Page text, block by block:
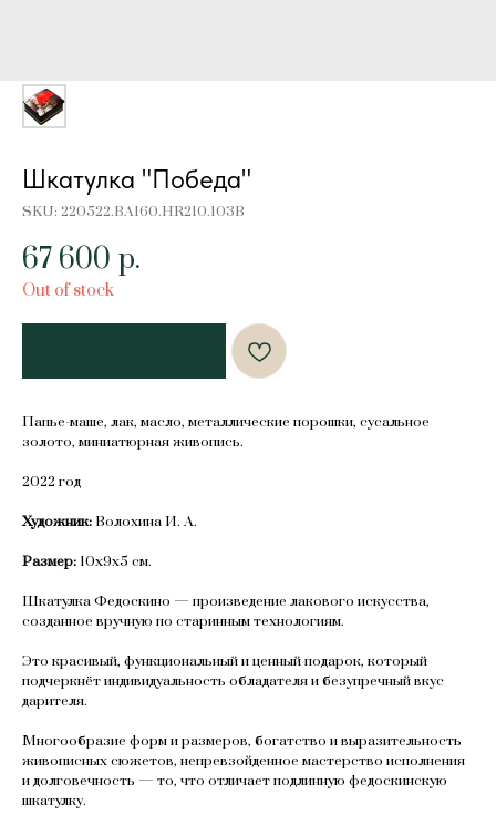
Шкатулка "Победа"
SKU: 220522.BA160.HR210.103B
67 600 р.
Out of stock
Папье-маше, лак, масло, металлические порошки, сусальное
золото, миниатюрная живопись.
2022 год
Художник:Волохина И. А.
Размер: 10х9х5 см.
Шкатулка Федоскино — произведение лакового искусства,
созданное вручную по старинным технологиям.
Это красивый, функциональный и ценный подарок, который
подчеркнёт индивидуальность обладателя и безупречный вкус
дарителя.
Многообразие форм и размеров, богатство и выразительность
живописных сюжетов, непревзойденное мастерство исполнения
и долговечность — то, что отличает подлинную федоскинскую
шкатулку.